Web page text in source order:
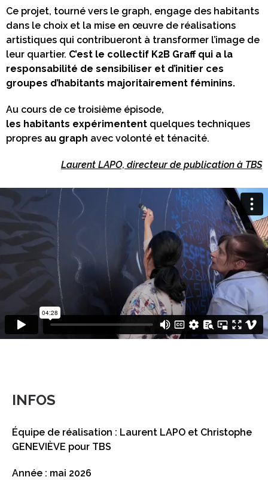
Ce projet, tourné vers le graph, engage des habitants
dans le choix et la mise en œuvre de réalisations
artistiques qui contribueront à transformer l’image de
leur quartier. C’est le collectif K2B Graff qui a la
responsabilité de sensibiliser et d’initier ces
groupes d’habitants majoritairement féminins.
Au cours de ce troisième épisode,
les habitants expérimentent quelques techniques
propres au graph avec volonté et ténacité.
Laurent LAPO, directeur de publication à TBS
INFOS
Équipe de réalisation : Laurent LAPO et Christophe
GENEVIÈVE pour TBS
Année : mai 2026